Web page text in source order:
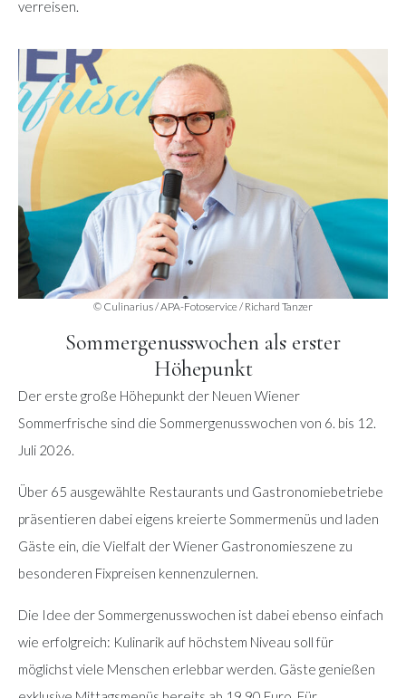
verreisen.
© Culinarius / APA-Fotoservice / Richard Tanzer
Sommergenusswochen als erster
Höhepunkt
Der erste große Höhepunkt der Neuen Wiener
Sommerfrische sind die Sommergenusswochen von 6. bis 12.
Juli 2026.
Über 65 ausgewählte Restaurants und Gastronomiebetriebe
präsentieren dabei eigens kreierte Sommermenüs und laden
Gäste ein, die Vielfalt der Wiener Gastronomieszene zu
besonderen Fixpreisen kennenzulernen.
Die Idee der Sommergenusswochen ist dabei ebenso einfach
wie erfolgreich: Kulinarik auf höchstem Niveau soll für
möglichst viele Menschen erlebbar werden. Gäste genießen